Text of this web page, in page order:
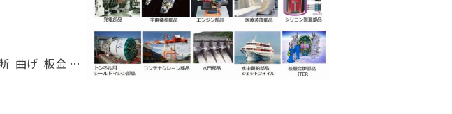
曲げ 板金 精密加工・特殊加工 組立・配線 製缶 試作 鋳造